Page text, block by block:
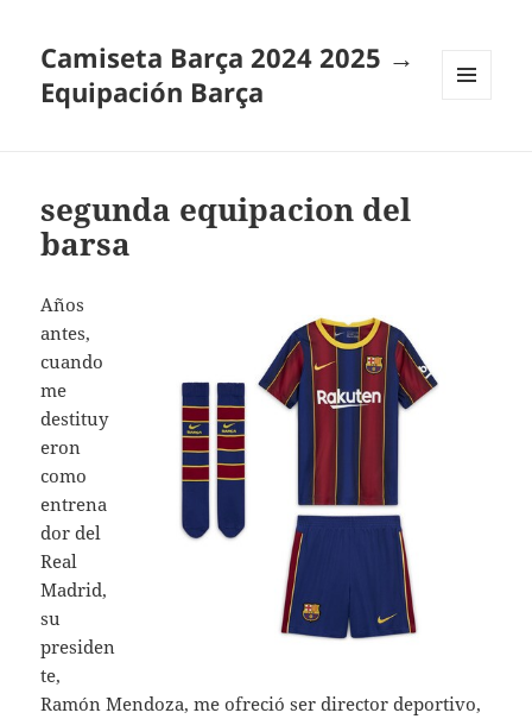
Camiseta Barça 2024 2025 →
Equipación Barça
segunda equipacion del
barsa
Años
antes,
cuando
me
destituy
eron
como
entrena
dor del
Real
Madrid,
su
presiden
te,
Ramón Mendoza, me ofreció ser director deportivo,